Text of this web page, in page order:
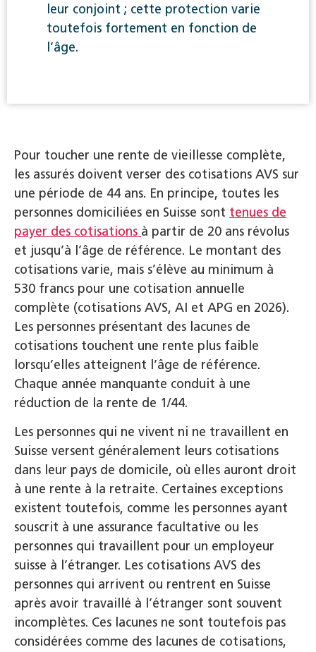
leur conjoint ; cette protection varie
toutefois fortement en fonction de
l’âge.
Pour toucher une rente de vieillesse complète,
les assurés doivent verser des cotisations AVS sur
une période de 44 ans. En principe, toutes les
personnes domiciliées en Suisse sont tenues de
payer des cotisations à partir de 20 ans révolus
et jusqu’à l’âge de référence. Le montant des
cotisations varie, mais s’élève au minimum à
530 francs pour une cotisation annuelle
complète (cotisations AVS, AI et APG en 2026).
Les personnes présentant des lacunes de
cotisations touchent une rente plus faible
lorsqu’elles atteignent l’âge de référence.
Chaque année manquante conduit à une
réduction de la rente de 1/44.
Les personnes qui ne vivent ni ne travaillent en
Suisse versent généralement leurs cotisations
dans leur pays de domicile, où elles auront droit
à une rente à la retraite. Certaines exceptions
existent toutefois, comme les personnes ayant
souscrit à une assurance facultative ou les
personnes qui travaillent pour un employeur
suisse à l’étranger. Les cotisations AVS des
personnes qui arrivent ou rentrent en Suisse
après avoir travaillé à l’étranger sont souvent
incomplètes. Ces lacunes ne sont toutefois pas
considérées comme des lacunes de cotisations,